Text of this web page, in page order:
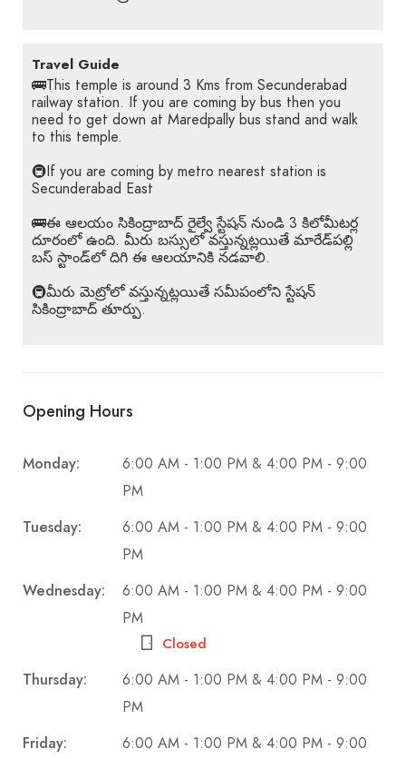
Travel Guide
🚌This temple is around 3 Kms from Secunderabad
railway station. If you are coming by bus then you
need to get down at Maredpally bus stand and walk
to this temple.
🚇If you are coming by metro nearest station is
Secunderabad East
🚌ఈ ఆలయం సికింద్రాబాద్ రైల్వే స్టేషన్ నుండి 3 కిలోమీటర్ల
దూరంలో ఉంది. మీరు బస్సులో వస్తున్నట్లయితే మారేడ్‌పల్లి
బస్ స్టాండ్‌లో దిగి ఈ ఆలయానికి నడవాలి.
🚇మీరు మెట్రోలో వస్తున్నట్లయితే సమీపంలోని స్టేషన్
సికింద్రాబాద్ తూర్పు.
Opening Hours
Monday:
6:00 AM - 1:00 PM & 4:00 PM - 9:00
PM
Tuesday:
6:00 AM - 1:00 PM & 4:00 PM - 9:00
PM
Wednesday:
6:00 AM - 1:00 PM & 4:00 PM - 9:00
PM
Closed
Thursday:
6:00 AM - 1:00 PM & 4:00 PM - 9:00
PM
Friday:
6:00 AM - 1:00 PM & 4:00 PM - 9:00